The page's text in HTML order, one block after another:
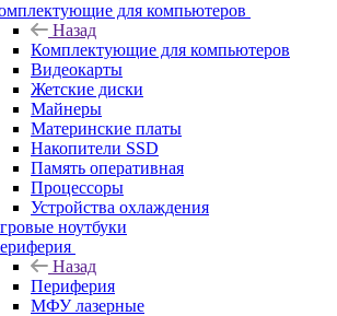
для компьютеров
Назад
Комплектующие для компьютеров
Видеокарты
Жетские диски
Майнеры
Материнские платы
Накопители SSD
Память оперативная
Процессоры
Устройства охлаждения
ноутбуки
Назад
Периферия
МФУ лазерные